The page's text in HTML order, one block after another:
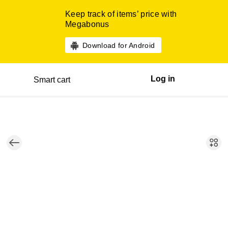
Keep track of items’ price with
Megabonus
Download for Android
Smart cart Log in